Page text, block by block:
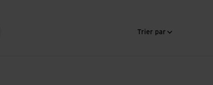
Trier par